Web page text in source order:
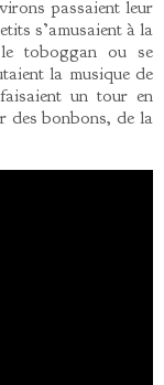
passaient leur
s’amusaient à la
toboggan ou se
la musique de
un tour en
des bonbons, de la